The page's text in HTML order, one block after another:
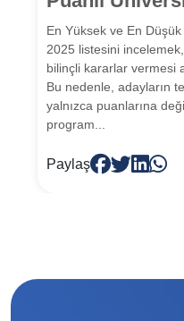
En Yüksek ve En
2025 listesini
bilinçli kararlar vermesi
Bu nedenle, adayların
yalnızca puanlarına
program...
Paylaş